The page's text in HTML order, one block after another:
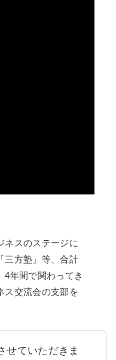
ネスのステージに
三方塾」等、合計
4年間で関わってき
ス交流会の支部を
せていただきま